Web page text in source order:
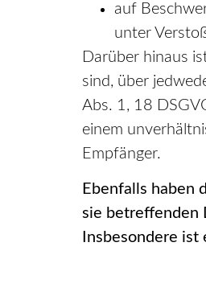
auf
unter
Darüber hinaus
sind, über
Abs. 1, 18
einem
Empfänger.
Ebenfalls haben
sie betreffenden
Insbesondere